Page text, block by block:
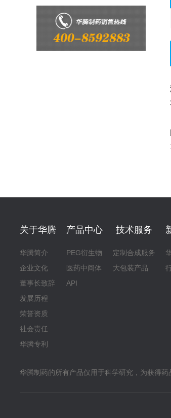
关于华腾
华腾简介
企业文化
董事长致辞
发展历程
荣誉资质
社会责任
华腾专利
产品中心
PEG衍生物
医药中间体
API
技术服务
定制合成服务
大包装产品
华腾制药的所有产品仅用于科学研究，为获得